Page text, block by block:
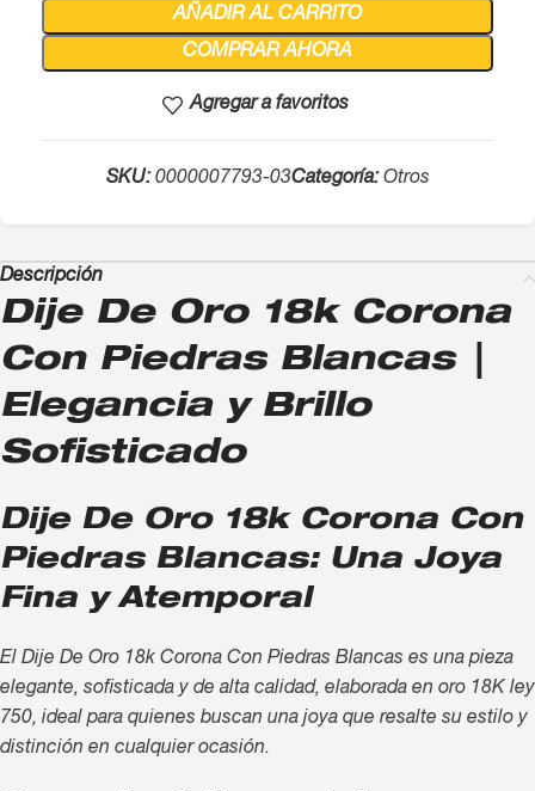
AÑADIR AL CARRITO
COMPRAR AHORA
Agregar a favoritos
SKU:0000007793-03Categoría: Otros
Descripción
Dije De Oro 18k Corona
Con Piedras Blancas |
Elegancia y Brillo
Sofisticado
Dije De Oro 18k Corona Con
Piedras Blancas: Una Joya
Fina y Atemporal
El Dije De Oro 18k Corona Con Piedras Blancas es una pieza
elegante, sofisticada y de alta calidad, elaborada en oro 18K ley
750, ideal para quienes buscan una joya que resalte su estilo y
distinción en cualquier ocasión.